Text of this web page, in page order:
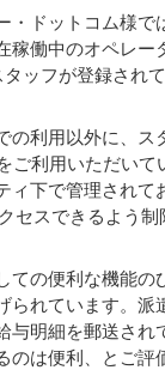
・ドットコム様で
稼働中のオペレー
ッフが登録されて
の利用以外に、ス
ご利用いただいて
ィ下で管理されて
セスできるよう制
ての便利な機能の
られています。派
与明細を郵送され
のは便利、とご評